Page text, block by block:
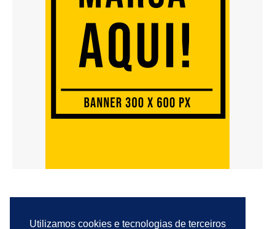
Utilizamos cookies e tecnologias de terceiros